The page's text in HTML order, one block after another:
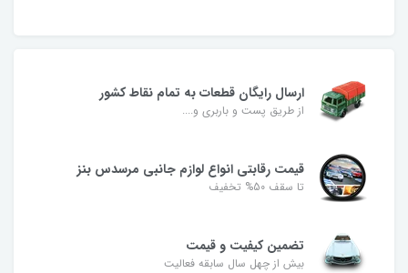
ارسال رایگان قطعات به تمام نقاط کشور
از طریق پست و باربری و....
قیمت رقابتی انواع لوازم جانبی مرسدس بنز
تا سقف 50% تخفیف
تضمین کیفیت و قیمت
بیش از چهل سال سابقه فعالیت